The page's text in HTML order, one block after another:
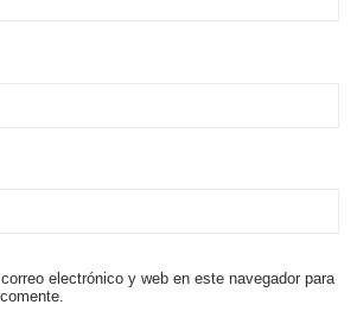
electrónico y web en este navegador para